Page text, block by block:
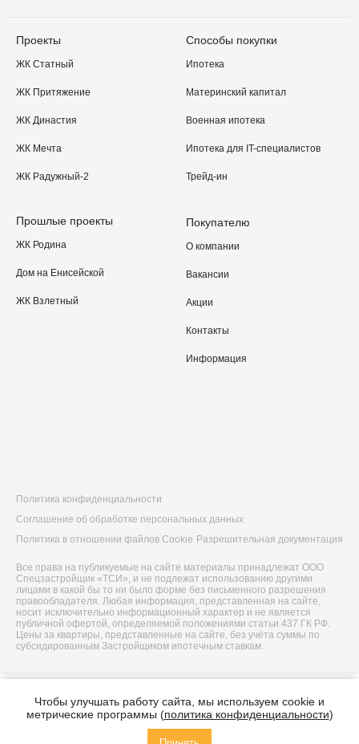
Проекты
ЖК Статный
ЖК Притяжение
ЖК Династия
ЖК Мечта
ЖК Радужный-2
Прошлые проекты
ЖК Родина
Дом на Енисейской
ЖК Взлетный
Способы покупки
Ипотека
Материнский капитал
Военная ипотека
Ипотека для IT-специалистов
Трейд-ин
Покупателю
О компании
Вакансии
Акции
Контакты
Информация
Политика конфиденциальности
Соглашение об обработке персональных данных
Политика в отношении файлов Cookie Разрешительная документация
Все права на публикуемые на сайте материалы принадлежат ООО
Спецзастройщик «ТСИ», и не подлежат использованию другими
лицами в какой бы то ни было форме без письменного разрешения
правообладателя. Любая информация, представленная на сайте,
носит исключительно информационный характер и не является
публичной офертой, определяемой положениями статьи 437 ГК РФ.
Цены за квартиры, представленные на сайте, без учёта суммы по
субсидированным Застройщиком ипотечным ставкам.
Построено в
Чтобы улучшать работу сайта, мы используем cookie и
метрические программы (политика конфиденциальности)